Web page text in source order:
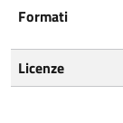
Formati
Licenze